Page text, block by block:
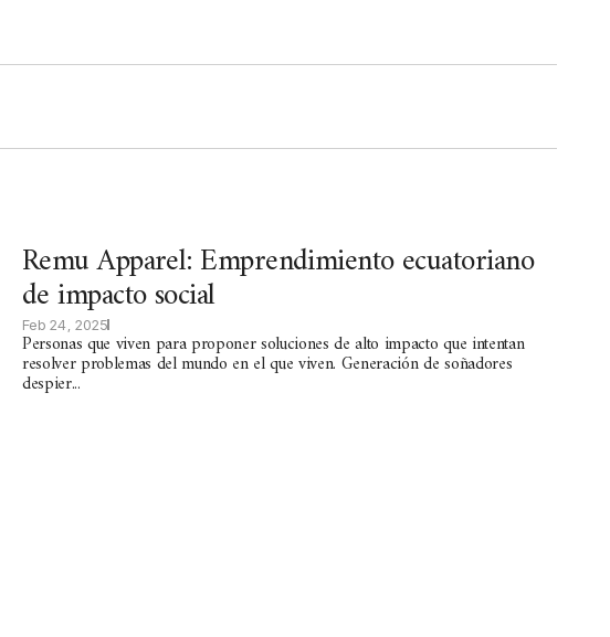
Remu Apparel: Emprendimiento ecuatoriano
de impacto social
Feb 24, 2025
Personas que viven para proponer soluciones de alto impacto que intentan
resolver problemas del mundo en el que viven. Generación de soñadores
despier...